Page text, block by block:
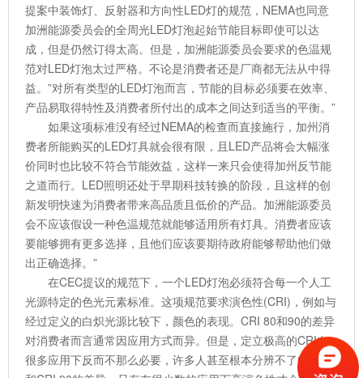
提案中装饰灯、反射器和方向性LED灯的规范，NEMA也同意
加洲能源委员会的全周光LED灯泡起始节能目标即使可以达
成，但是仍然订得太高。但是，加洲能源委员会要求的色温规
范对LED灯泡太过严格。不论是消费者还是厂商都无法从中得
益。”对所有类型的LED灯泡而言，节能的目标必须要在效率、
产品易取得特性及消费者所付出的成本之间达到适当的平衡。”
如果这项标准没有经过NEMA的检查而直接施行，加州消
费者所能购买的LED灯具就会很有限，且LED产品将会大幅涨
价同时也比较不符合节能效益，这样一来只会使得加州反节能
之道而行。LED照明还处于早期科技转换的阶段，且这样的创
新发明快速为消费者带来高品质且低价的产品。加洲能源委员
会不应该假设一种色温规范就能够适用所有灯具。消费者应该
要能够拥有更多选择，且他们应该要期待政府能够帮助他们做
出正确选择。”
在CEC提议的规范下，一个LED灯泡必须符合每一个人工
光源特定的色光元素标准。这项规范要求演色性(CRI)，例如与
经过定义的白炽光源比较下，颜色的表现。CRI 80和90的差异
对消费者而言通常因应用方式而异。但是，定立极高的CRI在
很多应用下反而不那么必要，许多人甚至根本分辨不了CRI 80